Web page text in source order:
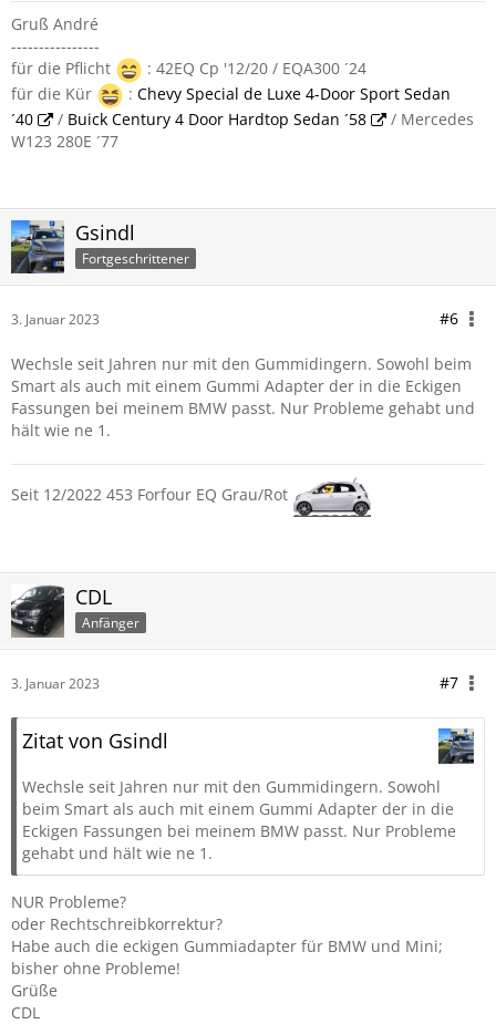
Gruß André
----------------
für die Pflicht
: 42EQ Cp '12/20 / EQA300 ´24
für die Kür
: Chevy Special de Luxe 4-Door Sport Sedan
´40
/ Buick Century 4 Door Hardtop Sedan ´58
/ Mercedes
W123 280E ´77
Gsindl
Fortgeschrittener
3. Januar 2023 #6
Wechsle seit Jahren nur mit den Gummidingern. Sowohl beim
Smart als auch mit einem Gummi Adapter der in die Eckigen
Fassungen bei meinem BMW passt. Nur Probleme gehabt und
hält wie ne 1.
Seit 12/2022 453 Forfour EQ Grau/Rot
CDL
Anfänger
3. Januar 2023 #7
Zitat von Gsindl
Wechsle seit Jahren nur mit den Gummidingern. Sowohl
beim Smart als auch mit einem Gummi Adapter der in die
Eckigen Fassungen bei meinem BMW passt. Nur Probleme
gehabt und hält wie ne 1.
NUR Probleme?
oder Rechtschreibkorrektur?
Habe auch die eckigen Gummiadapter für BMW und Mini;
bisher ohne Probleme!
Grüße
CDL